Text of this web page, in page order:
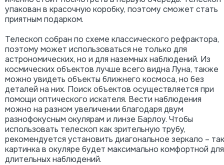
упакован в красочную коробку, поэтому сможет стать
приятным подарком.
Телескоп собран по схеме классического рефрактора,
поэтому может использоваться не только для
астрономических, но и для наземных наблюдений. Из
космических объектов лучше всего видна Луна, также
можно увидеть объекты ближнего космоса, но без
деталей на них. Поиск объектов осуществляется при
помощи оптического искателя. Вести наблюдения
можно на разном увеличении благодаря двум
разнофокусным окулярам и линзе Барлоу. Чтобы
использовать телескоп как зрительную трубу,
рекомендуется установить диагональное зеркало – так
картинка в окуляре будет максимально комфортной для
длительных наблюдений.